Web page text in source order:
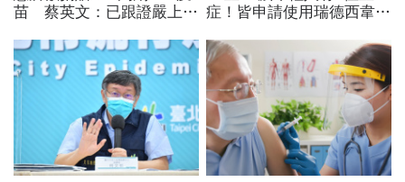
苗 蔡英文：已跟證嚴上人 症！皆申請使用瑞德西韋
炎